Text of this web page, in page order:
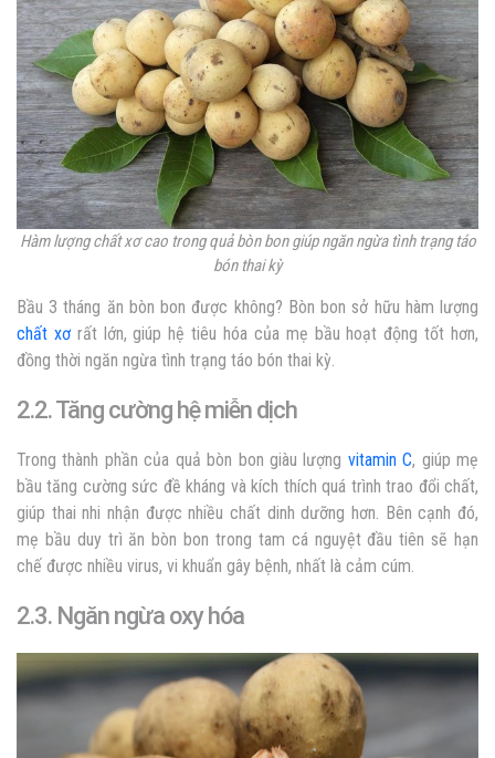
Hàm lượng chất xơ cao trong quả bòn bon giúp ngăn ngừa tình trạng táo
bón thai kỳ
Bầu 3 tháng ăn bòn bon được không? Bòn bon sở hữu hàm lượng
chất xơrất lớn, giúp hệ tiêu hóa của mẹ bầu hoạt động tốt hơn,
đồng thời ngăn ngừa tình trạng táo bón thai kỳ.
2.2. Tăng cường hệ miễn dịch
Trong thành phần của quả bòn bon giàu lượng vitamin C, giúp mẹ
bầu tăng cường sức đề kháng và kích thích quá trình trao đổi chất,
giúp thai nhi nhận được nhiều chất dinh dưỡng hơn. Bên cạnh đó,
mẹ bầu duy trì ăn bòn bon trong tam cá nguyệt đầu tiên sẽ hạn
chế được nhiều virus, vi khuẩn gây bệnh, nhất là cảm cúm.
2.3. Ngăn ngừa oxy hóa